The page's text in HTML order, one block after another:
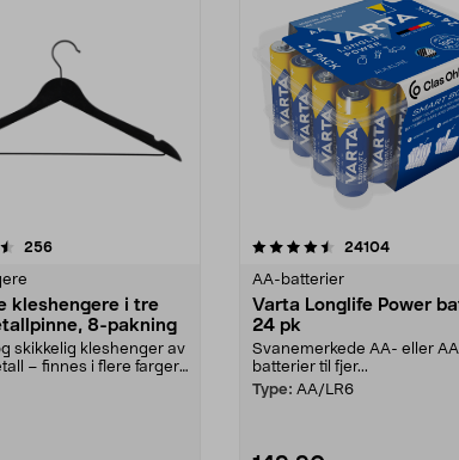
256anmeldelser
kleshengere i tre
8-pakning
skikkelig kleshenger av
– finnes i flere farger.
4.5av 5 stjerner 24104
AA-batterier
Varta Longlife Power
24 pk
Svanemerkede AA- eller
batterier til fjer...
Type: AA/LR6
4.5av 5 stjerner